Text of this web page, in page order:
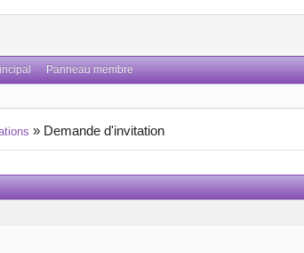
Panneau membre
» Demande d'invitation